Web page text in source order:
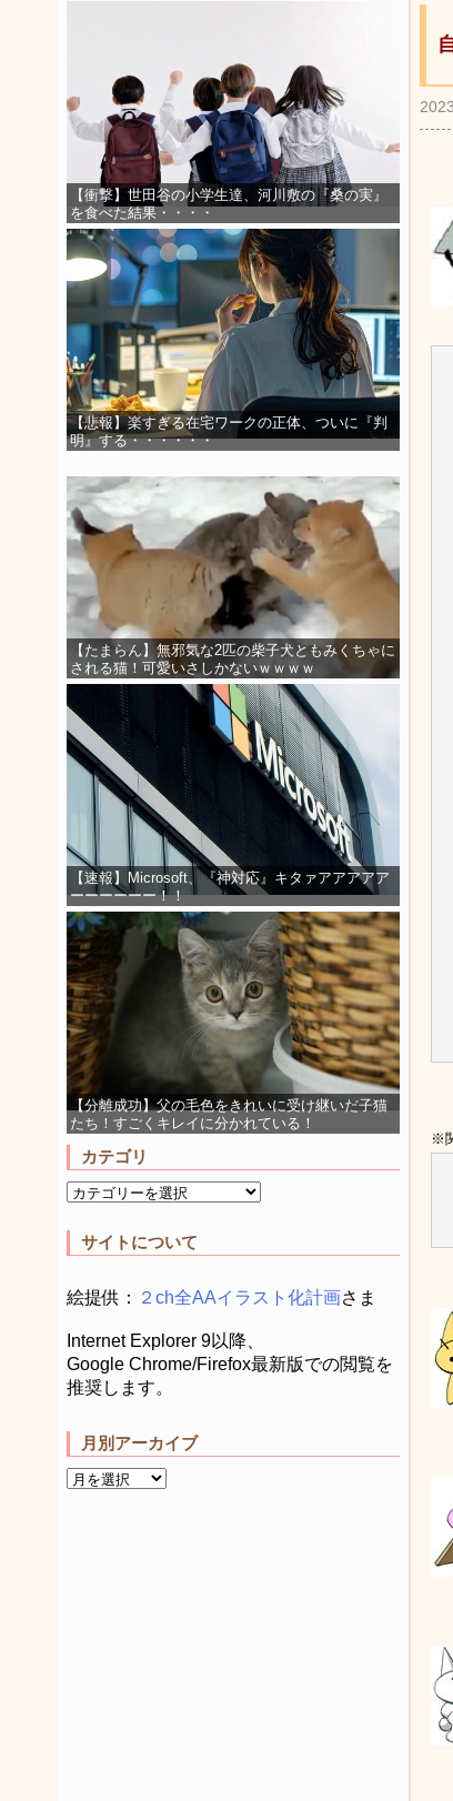
【衝撃】世田谷の小学生達、河川敷の『桑の実』
を食べた結果・・・・
【悲報】楽すぎる在宅ワークの正体、ついに『判
明』する・・・・・・
【たまらん】無邪気な2匹の柴子犬ともみくちゃに
される猫！可愛いさしかないｗｗｗｗ
【速報】Microsoft、『神対応』キタァアアアアア
ーーーーーー！！
【分離成功】父の毛色をきれいに受け継いだ子猫
たち！すごくキレイに分かれている！
カテゴリ
サイトについて
絵提供： ２ch全AAイラスト化計画さま
Internet Explorer 9以降、
Google Chrome/Firefox最新版での閲覧を
推奨します。
月別アーカイブ
※